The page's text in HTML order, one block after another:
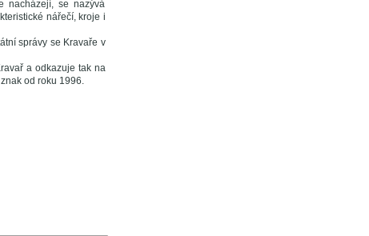
nacházejí, se nazývá
nářečí, kroje i
správy se Kravaře v
a odkazuje tak na
od roku 1996.